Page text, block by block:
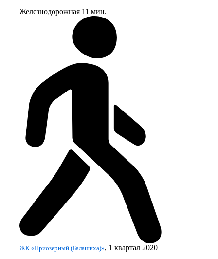
Железнодорожная 11 мин.
ЖК «Приозерный (Балашиха)», 1 квартал 2020